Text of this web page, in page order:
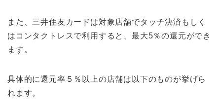
また、三井住友カードは対象店舗でタッチ決済もしく
はコンタクトレスで利用すると、最大5％の還元ができ
ます。
具体的に還元率５％以上の店舗は以下のものが挙げら
れます。